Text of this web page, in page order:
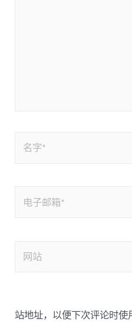
站地址，以便下次评论时使